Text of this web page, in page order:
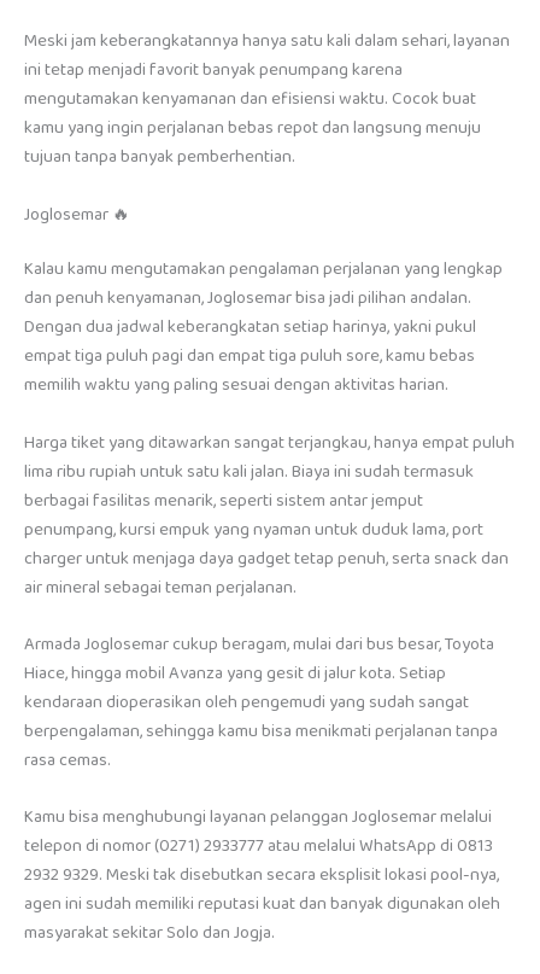
Meski jam keberangkatannya hanya satu kali dalam sehari, layanan
ini tetap menjadi favorit banyak penumpang karena
mengutamakan kenyamanan dan efisiensi waktu. Cocok buat
kamu yang ingin perjalanan bebas repot dan langsung menuju
tujuan tanpa banyak pemberhentian.
Joglosemar 🔥
Kalau kamu mengutamakan pengalaman perjalanan yang lengkap
dan penuh kenyamanan, Joglosemar bisa jadi pilihan andalan.
Dengan dua jadwal keberangkatan setiap harinya, yakni pukul
empat tiga puluh pagi dan empat tiga puluh sore, kamu bebas
memilih waktu yang paling sesuai dengan aktivitas harian.
Harga tiket yang ditawarkan sangat terjangkau, hanya empat puluh
lima ribu rupiah untuk satu kali jalan. Biaya ini sudah termasuk
berbagai fasilitas menarik, seperti sistem antar jemput
penumpang, kursi empuk yang nyaman untuk duduk lama, port
charger untuk menjaga daya gadget tetap penuh, serta snack dan
air mineral sebagai teman perjalanan.
Armada Joglosemar cukup beragam, mulai dari bus besar, Toyota
Hiace, hingga mobil Avanza yang gesit di jalur kota. Setiap
kendaraan dioperasikan oleh pengemudi yang sudah sangat
berpengalaman, sehingga kamu bisa menikmati perjalanan tanpa
rasa cemas.
Kamu bisa menghubungi layanan pelanggan Joglosemar melalui
telepon di nomor (0271) 2933777 atau melalui WhatsApp di 0813
2932 9329. Meski tak disebutkan secara eksplisit lokasi pool-nya,
agen ini sudah memiliki reputasi kuat dan banyak digunakan oleh
masyarakat sekitar Solo dan Jogja.